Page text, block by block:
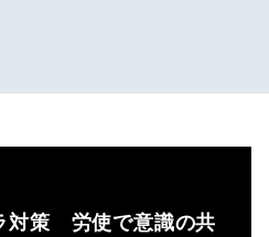
対策 労使で意識の共